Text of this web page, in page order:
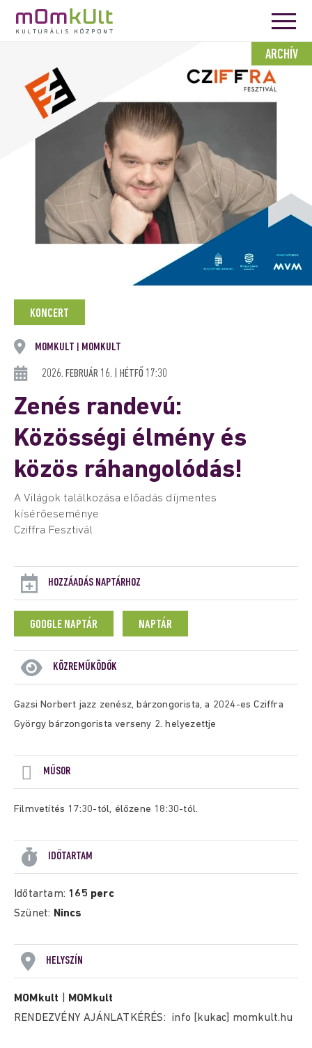
ARCHÍV
KONCERT
MOMKULT MOMKULT
2026. FEBRUÁR 16. | HÉTFŐ 17:30
Zenés randevú:
Közösségi élmény és
közös ráhangolódás!
A Világok találkozása előadás díjmentes
kísérőeseménye
Cziffra Fesztivál
HOZZÁADÁS NAPTÁRHOZ
GOOGLE NAPTÁR NAPTÁR
KÖZREMŰKÖDŐK
Gazsi Norbert jazz zenész, bárzongorista, a 2024-es Cziffra
György bárzongorista verseny 2. helyezettje
MŰSOR
Filmvetítés 17:30-tól, élőzene 18:30-tól.
IDŐTARTAM
Időtartam: 165 perc
Szünet: Nincs
HELYSZÍN
MOMkult
MOMkult
RENDEZVÉNY AJÁNLATKÉRÉS: info [kukac] momkult.hu